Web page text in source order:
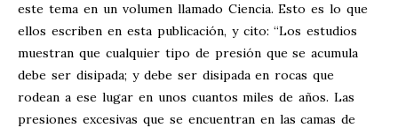
este tema en un volumen llamado Ciencia. Esto es lo que
ellos escriben en esta publicación, y cito: “Los estudios
muestran que cualquier tipo de presión que se acumula
debe ser disipada; y debe ser disipada en rocas que
rodean a ese lugar en unos cuantos miles de años. Las
presiones excesivas que se encuentran en las camas de